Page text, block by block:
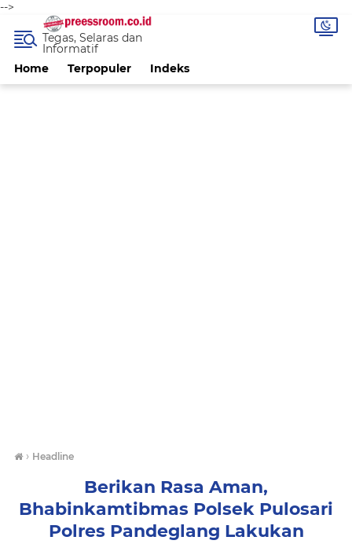
-->
Home Terpopuler Indeks
Tegas, Selaras dan
Informatif
› Headline
Berikan Rasa Aman,
Bhabinkamtibmas Polsek Pulosari
Polres Pandeglang Lakukan